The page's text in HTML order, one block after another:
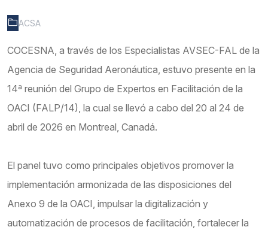
ACSA
COCESNA, a través de los Especialistas AVSEC-FAL de la
Agencia de Seguridad Aeronáutica, estuvo presente en la
14ª reunión del Grupo de Expertos en Facilitación de la
OACI (FALP/14), la cual se llevó a cabo del 20 al 24 de
abril de 2026 en Montreal, Canadá.
El panel tuvo como principales objetivos promover la
implementación armonizada de las disposiciones del
Anexo 9 de la OACI, impulsar la digitalización y
automatización de procesos de facilitación, fortalecer la